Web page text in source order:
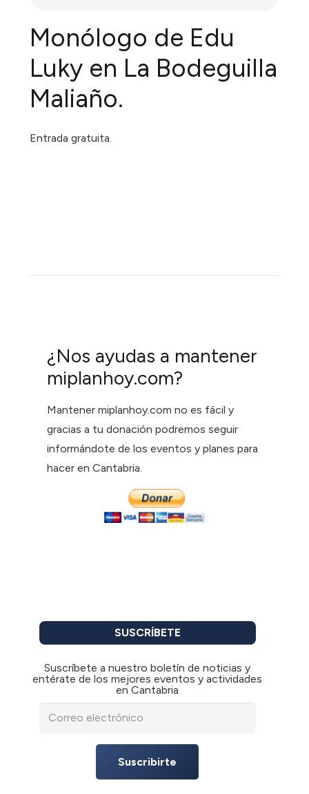
Monólogo de Edu
Luky en La Bodeguilla
Maliaño.
Entrada gratuita.
¿Nos ayudas a mantener
miplanhoy.com?
Mantener miplanhoy.com no es fácil y
gracias a tu donación podremos seguir
informándote de los eventos y planes para
hacer en Cantabria.
SUSCRÍBETE
Suscríbete a nuestro boletín de noticias y
entérate de los mejores eventos y actividades
en Cantabria
Suscribirte